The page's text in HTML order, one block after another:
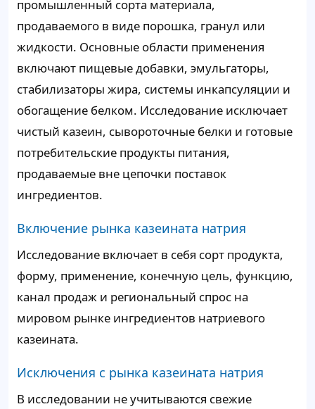
промышленный сорта материала,
продаваемого в виде порошка, гранул или
жидкости. Основные области применения
включают пищевые добавки, эмульгаторы,
стабилизаторы жира, системы инкапсуляции и
обогащение белком. Исследование исключает
чистый казеин, сывороточные белки и готовые
потребительские продукты питания,
продаваемые вне цепочки поставок
ингредиентов.
Включение рынка казеината натрия
Исследование включает в себя сорт продукта,
форму, применение, конечную цель, функцию,
канал продаж и региональный спрос на
мировом рынке ингредиентов натриевого
казеината.
Исключения с рынка казеината натрия
В исследовании не учитываются свежие